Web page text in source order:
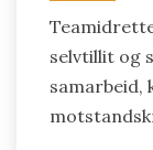
selvtillit og
samarbeid,